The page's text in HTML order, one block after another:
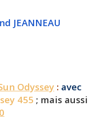
JEANNEAU
Odyssey : avec
455 ; mais aussi